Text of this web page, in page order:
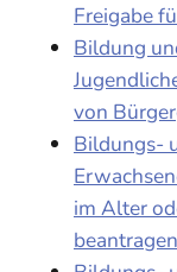
Freigabe
Bildung
von
Bildungs-
im Alter
beantragen